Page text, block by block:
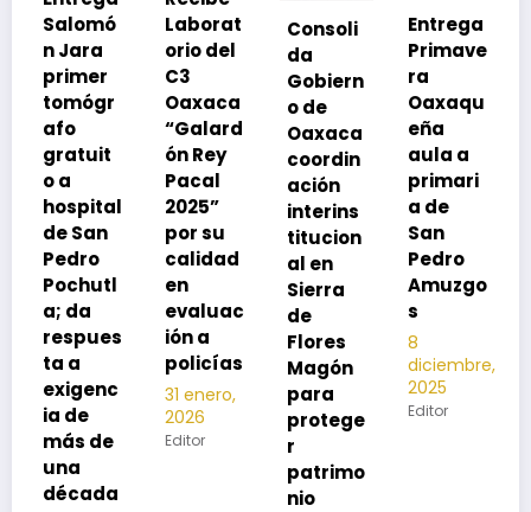
Laborat
orio del
C3
Oaxaca
“Galard
ón Rey
Pacal
2025”
por su
calidad
en
evaluac
ión a
policías
31 enero,
2026
Editor
Consoli
da
Gobiern
o de
Oaxaca
coordin
ación
interins
titucion
al en
Sierra
de
Flores
Magón
para
protege
r
Entrega
Primave
ra
Oaxaqu
eña
aula a
primari
a de
San
Pedro
Amuzgo
s
8
diciembre,
2025
Editor
Exhorta
SSO a
vacuna
rse de
neumoc
oco
para
preveni
r la
neumon
ía
13
noviembre,
2025
Editor